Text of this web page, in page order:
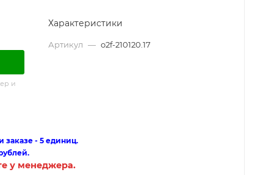
и
Характеристики
Артикул — o2f-210120.17
заказе - 5 единиц.
у менеджера.